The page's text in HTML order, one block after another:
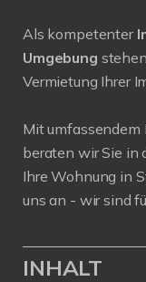
Als kompetenter
Umgebung
Vermietung Ihrer
Mit umfassendem
beraten wir Sie in
Ihre Wohnung in
uns an - wir sind
INHALT